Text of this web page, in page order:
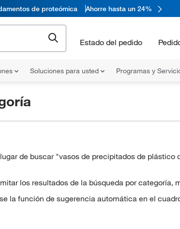
de proteómica Ahorre hasta un 24%
Estado del pedido
Soluciones para usted Programas y
de buscar "vasos de precipitados de
los resultados de la búsqueda por categoría,
la función de sugerencia automática en el